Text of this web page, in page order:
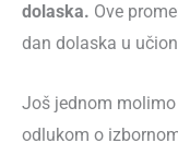
dolaska. Ove
dan dolaska u
Još jednom
odlukom o